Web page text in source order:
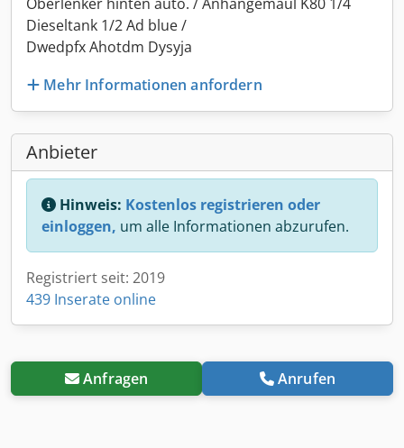
Dieseltank 1/2 Ad blue /
Dwedpfx Ahotdm Dysyja
Mehr Informationen anfordern
Anbieter
Hinweis: Kostenlos registrieren oder
einloggen, um alle Informationen abzurufen.
Registriert seit: 2019
439 Inserate online
Anfragen Anrufen